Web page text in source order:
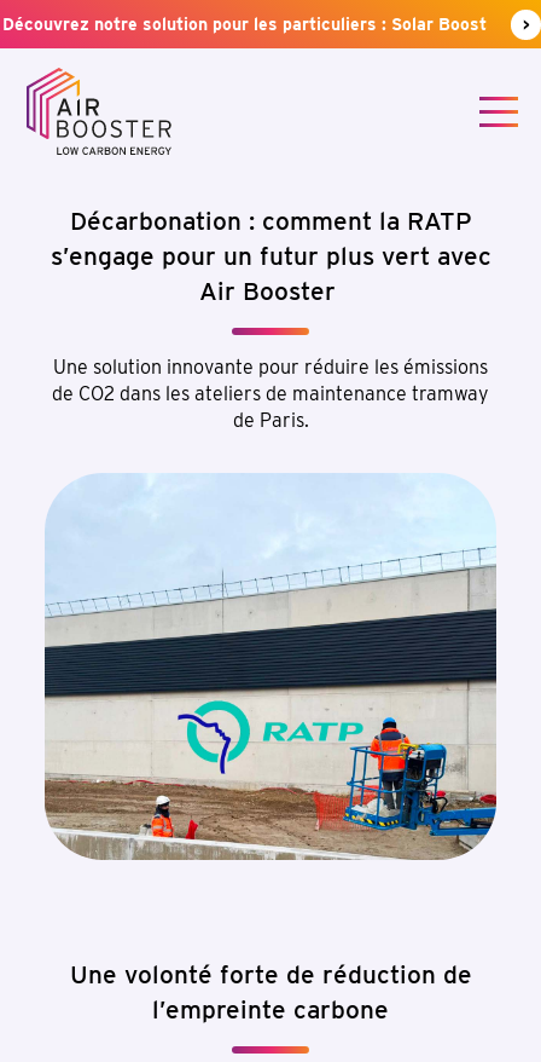
Découvrez notre solution pour les particuliers : Solar Boost >
Décarbonation : comment la RATP
s’engage pour un futur plus vert avec
Air Booster
Une solution innovante pour réduire les émissions
de CO2 dans les ateliers de maintenance tramway
de Paris.
Une volonté forte de réduction de
l’empreinte carbone
En soumettant ce formulaire, j'accepte la politique de